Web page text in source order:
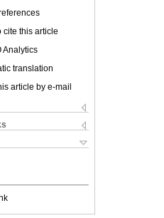
cite this article
Analytics
translation
article by e-mail